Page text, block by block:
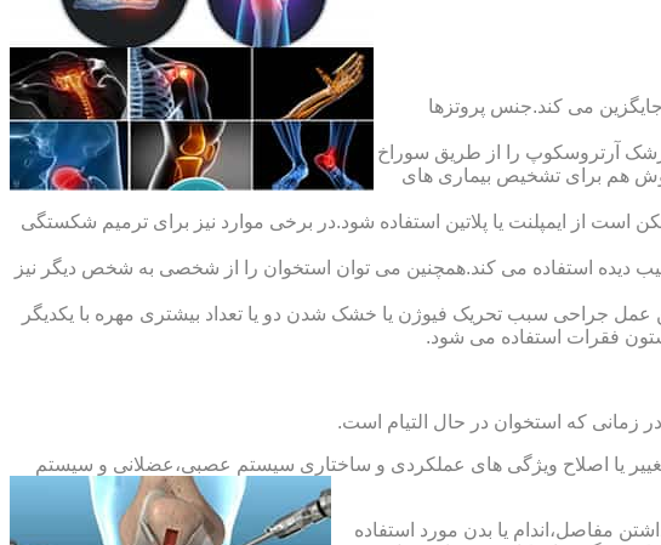
می کند.جنس پروتزها
آرتروسکوپ را از طریق سوراخ
هم برای تشخیص بیماری های
از ایمپلنت یا پلاتین استفاده شود.در برخی موارد نیز برای ترمیم شکستگی
دیده استفاده می کند.همچنین می توان استخوان را از شخصی به شخص دیگر نیز
جراحی سبب تحریک فیوژن یا خشک شدن دو یا تعداد بیشتری مهره با یکدیگر
فقرات استفاده می شود.
زمانی که استخوان در حال التیام است.
یا اصلاح ویژگی های عملکردی و ساختاری سیستم عصبی،عضلانی و سیستم
مفاصل،اندام یا بدن مورد استفاده